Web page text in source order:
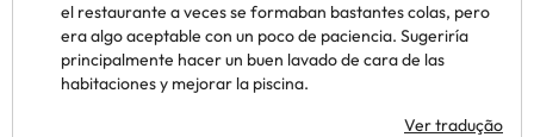
el restaurante a veces se formaban bastantes colas, pero
era algo aceptable con un poco de paciencia. Sugeriría
principalmente hacer un buen lavado de cara de las
habitaciones y mejorar la piscina.
Ver tradução